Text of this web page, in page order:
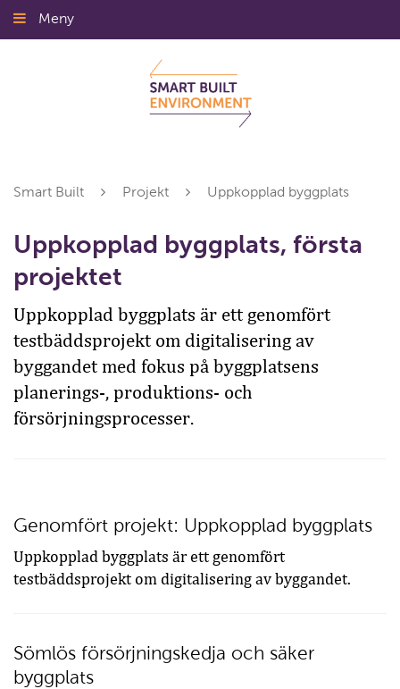
Gå
till
Meny
Smart Built Projekt Uppkopplad byggplats
Uppkopplad byggplats, första
projektet
Uppkopplad byggplats är ett genomfört
testbäddsprojekt om digitalisering av
byggandet med fokus på byggplatsens
planerings-, produktions- och
försörjningsprocesser.
Genomfört projekt: Uppkopplad byggplats
Uppkopplad byggplats är ett genomfört
testbäddsprojekt om digitalisering av byggandet.
Sömlös försörjningskedja och säker
byggplats